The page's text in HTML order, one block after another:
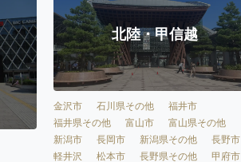
北陸・甲信越
金沢市 石川県その他
福井市
福井県その他
富山市
富山県その他
新潟市
長岡市 新潟県その他
長野市
軽井沢
松本市 長野県その他
甲府市